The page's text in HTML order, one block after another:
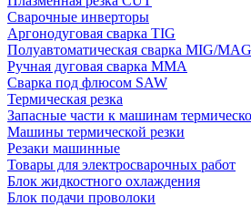
Сварочные инверторы
Аргонодуговая сварка TIG
Полуавтоматическая сварка MIG/MAG
Ручная дуговая сварка MMA
Сварка под флюсом SAW
Термическая резка
Запасные части к машинам
Машины термической резки
Резаки машинные
Товары для электросварочных работ
Блок жидкостного охлаждения
Блок подачи проволоки